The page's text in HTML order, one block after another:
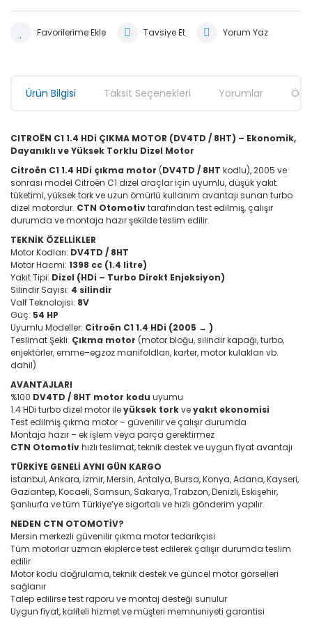
Tavsiye Et Yorum Yaz
Ürün Bilgisi Taksit Seçenekleri Yorumlar
CITROËN C1 1.4 HDi ÇIKMA MOTOR (DV4TD / 8HT) – Ekonomik,
Dayanıklı ve Yüksek Torklu Dizel Motor
Citroën C1 1.4 HDi çıkma motor (DV4TD / 8HT kodlu), 2005 ve
sonrası model Citroën C1 dizel araçlar için uyumlu, düşük yakıt
tüketimi, yüksek tork ve uzun ömürlü kullanım avantajı sunan turbo
dizel motordur. CTN Otomotivtarafından test edilmiş, çalışır
durumda ve montaja hazır şekilde teslim edilir.
TEKNİK ÖZELLİKLER
Motor Kodları: DV4TD / 8HT
Motor Hacmi: 1398 cc (1.4 litre)
Yakıt Tipi: Dizel (HDi – Turbo Direkt Enjeksiyon)
Silindir Sayısı: 4 silindir
Valf Teknolojisi: 8V
Güç: 54 HP
Uyumlu Modeller: Citroën C1 1.4 HDi (2005 → )
Teslimat Şekli: Çıkma motor (motor bloğu, silindir kapağı, turbo,
enjektörler, emme–egzoz manifoldları, karter, motor kulakları vb.
dahil)
AVANTAJLARI
%100 DV4TD / 8HT motor kodu uyumu
1.4 HDi turbo dizel motor ileyüksek torkveyakıt ekonomisi
Test edilmiş çıkma motor – güvenilir ve çalışır durumda
Montaja hazır – ek işlem veya parça gerektirmez
CTN Otomotivhızlı teslimat, teknik destek ve uygun fiyat avantajı
TÜRKİYE GENELİ AYNI GÜN KARGO
İstanbul, Ankara, İzmir, Mersin, Antalya, Bursa, Konya, Adana, Kayseri,
Gaziantep, Kocaeli, Samsun, Sakarya, Trabzon, Denizli, Eskişehir,
Şanlıurfa ve tüm Türkiye’ye sigortalı ve hızlı gönderim yapılır.
NEDEN CTN OTOMOTİV?
Mersin merkezli güvenilir çıkma motor tedarikçisi
Tüm motorlar uzman ekiplerce test edilerek çalışır durumda teslim
edilir
Motor kodu doğrulama, teknik destek ve güncel motor görselleri
sağlanır
Talep edilirse test raporu ve montaj desteği sunulur
Uygun fiyat, kaliteli hizmet ve müşteri memnuniyeti garantisi